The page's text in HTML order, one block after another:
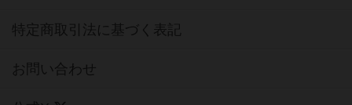
特定商取引法に基づく表記
お問い合わせ